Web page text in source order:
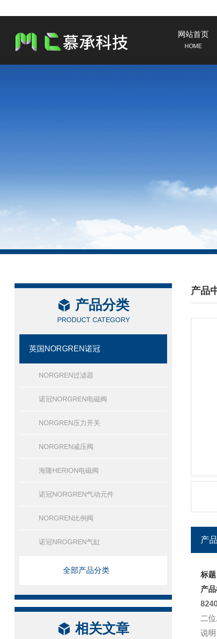
网站首页
HOME
产品分类
PRODUCT CATEGORY
英国NORGREN诺冠
NORGREN过滤器
诺冠NORGREN电磁阀
NORGREN压力开关
NORGREN减压阀
海隆HERION电磁阀
诺冠NORGREN气动元件
NORGREN比例阀
诺冠NROGREN气缸
全部产品分类
相关文章
产品
/
产
标
产
二
说